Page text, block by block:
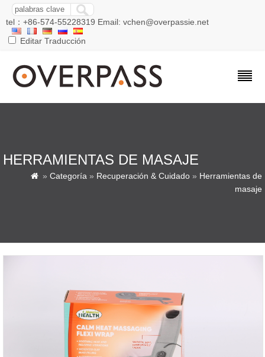
tel：+86-574-55228319 Email: vchen@overpassie.net
Editar Traducción
HERRAMIENTAS DE MASAJE
 » Categoría » Recuperación & Cuidado » Herramientas de
masaje